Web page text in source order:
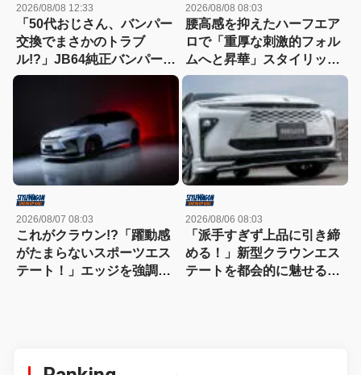
2026/08/08 12:33
「50代おじさん、バンパー
交換でまさかのトラブ
ル!?」JB64純正バンパー流
用に挑戦したら、センサー
2026/08/08 08:03
腰高感を抑えたハーフエア
ロで「重厚な刺激的フォル
ムへと昇華」スタイリッシ
ュなエステートを構築
2026/08/07 08:03
これがクラウン!?「躍動感
がたまらないスポーツエス
テート！」エッジを強調し
2026/08/06 08:03
「派手すぎず上品に引き締
める！」新型クラウンエス
テートを都会的に魅せる、